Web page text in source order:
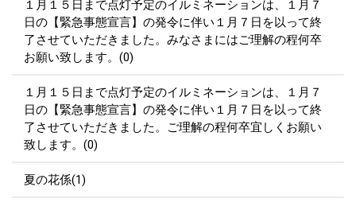
１月１５日まで点灯予定のイルミネーションは、１月７
日の【緊急事態宣言】の発令に伴い１月７日を以って終
了させていただきました。みなさまにはご理解の程何卒
お願い致します。(0)
１月１５日まで点灯予定のイルミネーションは、１月７
日の【緊急事態宣言】の発令に伴い１月７日を以って終
了させていただきました。ご理解の程何卒宜しくお願い
致します。(0)
夏の花係(1)